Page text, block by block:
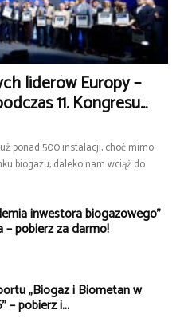
liderów Europy –
11. Kongresu...
ponad 500 instalacji, choć mimo
biogazu, daleko nam wciąż do
inwestora biogazowego”
– pobierz za darmo!
„Biogaz i Biometan w
– pobierz i...